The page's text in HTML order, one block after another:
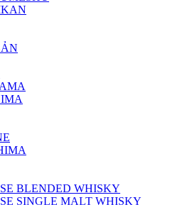
BLENDED WHISKY
SINGLE MALT WHISKY